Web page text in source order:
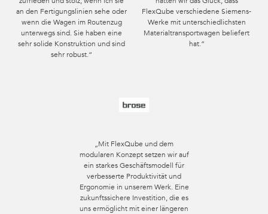
an den Fertigungslinien sehe oder
wenn die Wagen im Routenzug
unterwegs sind. Sie haben eine
sehr solide Konstruktion und sind
sehr robust.“
FlexQube verschiedene Siemens-
Werke mit unterschiedlichsten
Materialtransportwagen beliefert
hat.“
„Mit FlexQube und dem
modularen Konzept setzen wir auf
ein starkes Geschäftsmodell für
verbesserte Produktivität und
Ergonomie in unserem Werk. Eine
zukunftssichere Investition, die es
uns ermöglicht mit einer längeren